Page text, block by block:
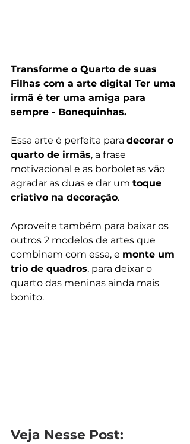
Transforme o Quarto de suas
Filhas com a arte digital Ter uma
irmã é ter uma amiga para
sempre - Bonequinhas.
Essa arte é perfeita para decorar o
quarto de irmãs, a frase
motivacional e as borboletas vão
agradar as duas e dar um toque
criativo na decoração.
Aproveite também para baixar os
outros 2 modelos de artes que
combinam com essa, e monte um
trio de quadros, para deixar o
quarto das meninas ainda mais
bonito.
Veja Nesse Post: